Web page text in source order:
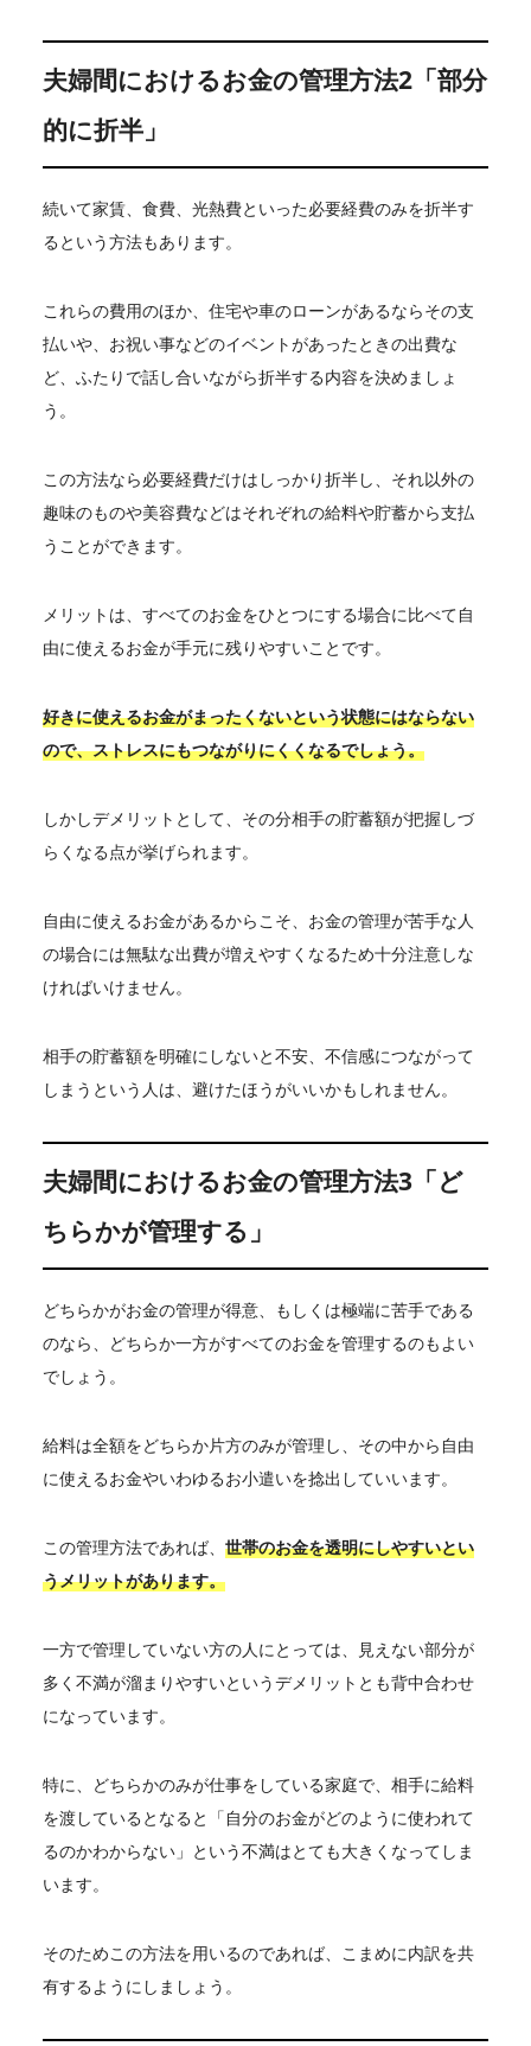
夫婦間におけるお金の管理方法2「部分
的に折半」
続いて家賃、食費、光熱費といった必要経費のみを折半す
るという方法もあります。
これらの費用のほか、住宅や車のローンがあるならその支
払いや、お祝い事などのイベントがあったときの出費な
ど、ふたりで話し合いながら折半する内容を決めましょ
う。
この方法なら必要経費だけはしっかり折半し、それ以外の
趣味のものや美容費などはそれぞれの給料や貯蓄から支払
うことができます。
メリットは、すべてのお金をひとつにする場合に比べて自
由に使えるお金が手元に残りやすいことです。
好きに使えるお金がまったくないという状態にはならない
ので、ストレスにもつながりにくくなるでしょう。
しかしデメリットとして、その分相手の貯蓄額が把握しづ
らくなる点が挙げられます。
自由に使えるお金があるからこそ、お金の管理が苦手な人
の場合には無駄な出費が増えやすくなるため十分注意しな
ければいけません。
相手の貯蓄額を明確にしないと不安、不信感につながって
しまうという人は、避けたほうがいいかもしれません。
夫婦間におけるお金の管理方法3「ど
ちらかが管理する」
どちらかがお金の管理が得意、もしくは極端に苦手である
のなら、どちらか一方がすべてのお金を管理するのもよい
でしょう。
給料は全額をどちらか片方のみが管理し、その中から自由
に使えるお金やいわゆるお小遣いを捻出していいます。
この管理方法であれば、 世帯のお金を透明にしやすいとい
うメリットがあります。
一方で管理していない方の人にとっては、見えない部分が
多く不満が溜まりやすいというデメリットとも背中合わせ
になっています。
特に、どちらかのみが仕事をしている家庭で、相手に給料
を渡しているとなると「自分のお金がどのように使われて
るのかわからない」という不満はとても大きくなってしま
います。
そのためこの方法を用いるのであれば、こまめに内訳を共
有するようにしましょう。